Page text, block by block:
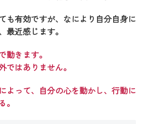
も有効ですが、なにより自分自身に
最近感じます。
動きます。
ではありません。
よって、自分の心を動かし、行動に
。